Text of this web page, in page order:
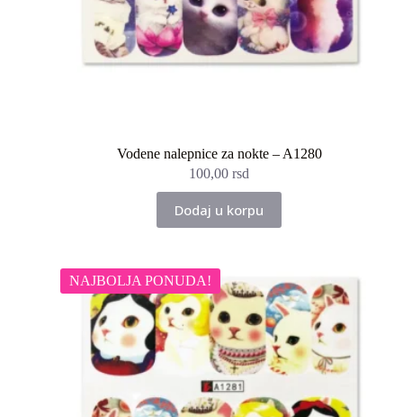
Vodene nalepnice za nokte – A1280
100,00rsd
Dodaj u korpu
NAJBOLJA PONUDA!